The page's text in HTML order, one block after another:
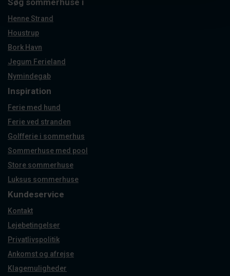
Henne Strand
Houstrup
Bork Havn
Jegum Ferieland
Nymindegab
Inspiration
Ferie med hund
Ferie ved stranden
Golfferie i sommerhus
Sommerhuse med pool
Store sommerhuse
Luksus sommerhuse
Kundeservice
Kontakt
Lejebetingelser
Privatlivspolitik
Ankomst og afrejse
Klagemuligheder